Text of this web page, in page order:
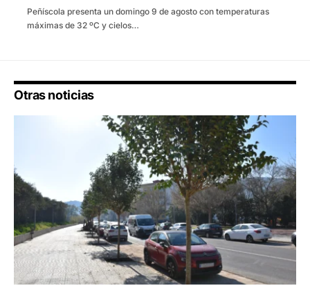
Peñíscola presenta un domingo 9 de agosto con temperaturas
máximas de 32 ºC y cielos…
Otras noticias